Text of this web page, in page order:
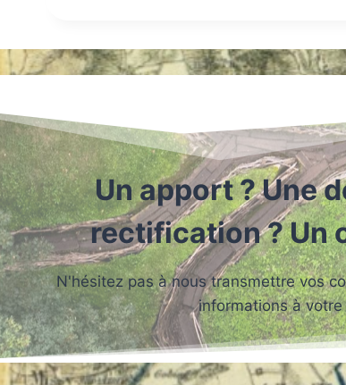
Un apport ? Une
rectification ? Un
N'hésitez pas à nous transmettre vos
informations à